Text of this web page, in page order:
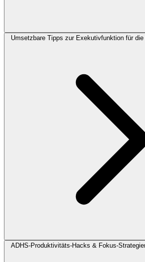
Umsetzbare Tipps zur Exekutivfunktion für
ADHS-Produktivitäts-Hacks & Fokus-